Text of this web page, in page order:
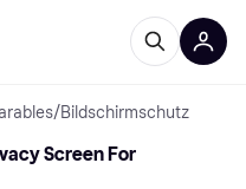
/Bildschirmschutz
Screen For